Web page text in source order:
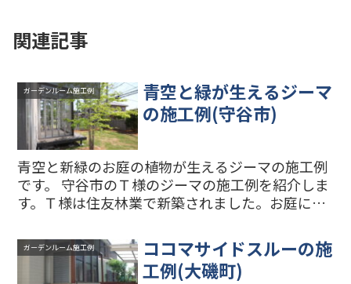
関連記事
ガーデンルーム施工例
青空と緑が生えるジーマ
の施工例(守谷市)
青空と新緑のお庭の植物が生えるジーマの施工例
です。 守谷市のＴ様のジーマの施工例を紹介しま
す。Ｔ様は住友林業で新築されました。お庭にガ
相談したところ、外壁に穴をあけてたてた場合に
住宅の保証が切れて...
ガーデンルーム施工例
ココマサイドスルーの施
工例(大磯町)